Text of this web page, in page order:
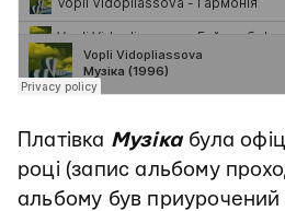
Платівка Музіка була
році (запис альбому
альбому був приурочений